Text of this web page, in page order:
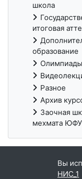
школа
итоговая
образование
Олимпиады
Разное
Архив
Заочная
мехмата ЮФУ
Вы
НИС_1